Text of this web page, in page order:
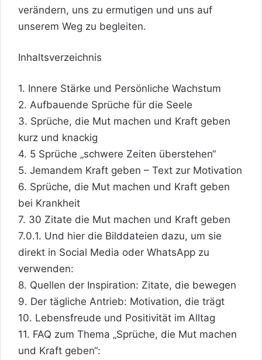
verändern, uns zu ermutigen und uns auf
unserem Weg zu begleiten.
Inhaltsverzeichnis
1. Innere Stärke und Persönliche Wachstum
2. Aufbauende Sprüche für die Seele
3. Sprüche, die Mut machen und Kraft geben
kurz und knackig
4. 5 Sprüche „schwere Zeiten überstehen“
5. Jemandem Kraft geben – Text zur Motivation
6. Sprüche, die Mut machen und Kraft geben
bei Krankheit
7. 30 Zitate die Mut machen und Kraft geben
7.0.1. Und hier die Bilddateien dazu, um sie
direkt in Social Media oder WhatsApp zu
verwenden:
8. Quellen der Inspiration: Zitate, die bewegen
9. Der tägliche Antrieb: Motivation, die trägt
10. Lebensfreude und Positivität im Alltag
11. FAQ zum Thema „Sprüche, die Mut machen
und Kraft geben“: